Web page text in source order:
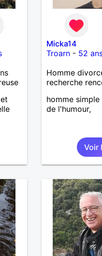
Micka14
Troarn- 52
Homme
recherche
homme
de l'humour,
Voir